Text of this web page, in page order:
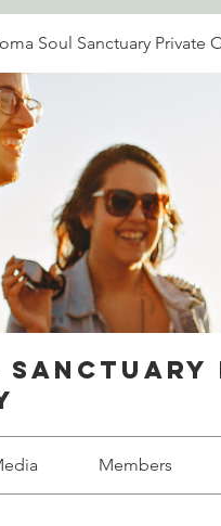
Soul Sanctuary Private
Members